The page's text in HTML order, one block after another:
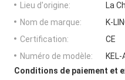
Lieu d'origine:
La
Nom de marque:
K-
Certification:
CE
Numéro de modèle:
Conditions de paiement et